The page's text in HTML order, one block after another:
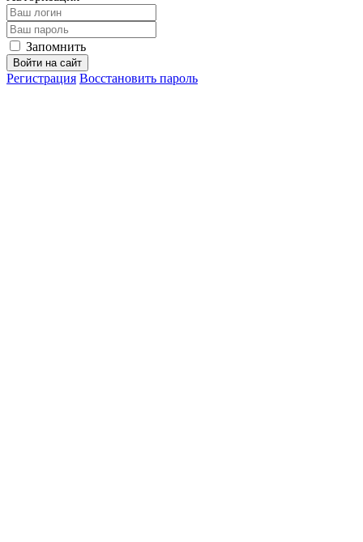
Запомнить
Войти на сайт
Регистрация Восстановить пароль